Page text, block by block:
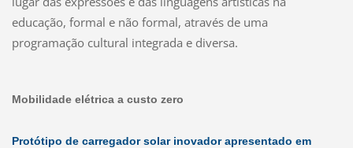
educação, formal e não formal, através de uma
programação cultural integrada e diversa.
Mobilidade elétrica a custo zero
Protótipo de carregador solar inovador apresentado em